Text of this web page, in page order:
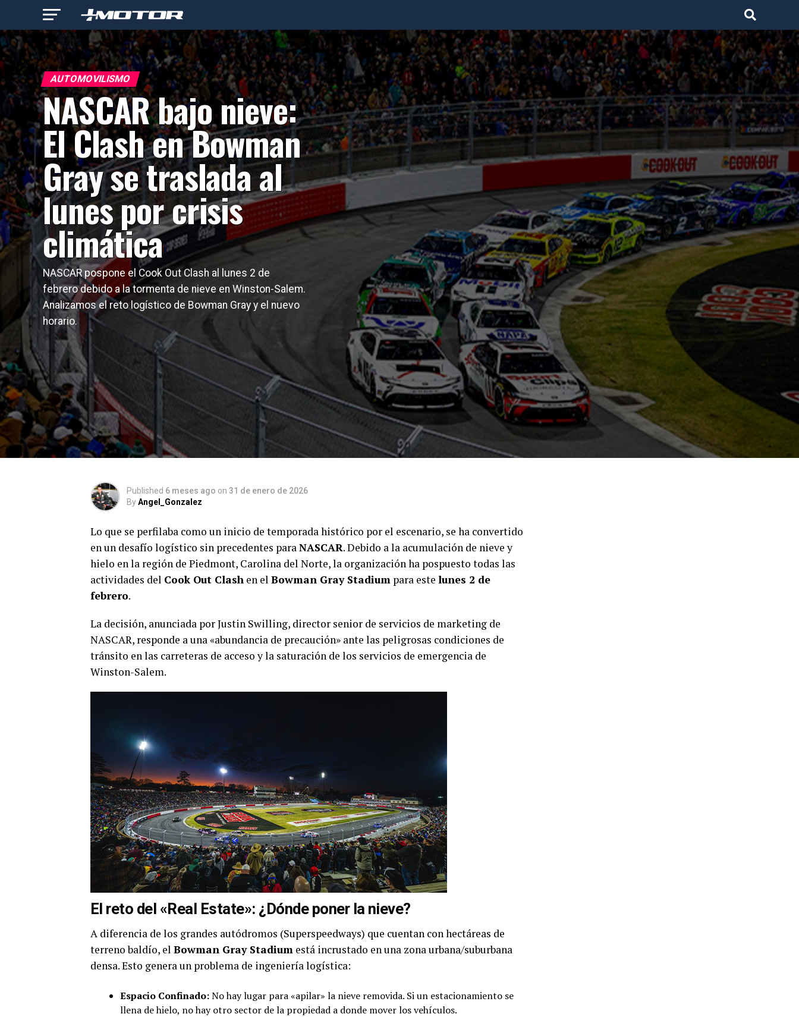
AUTOMOVILISMO
NASCAR bajo nieve:
El Clash en Bowman
Gray se traslada al
lunes por crisis
climática
NASCAR pospone el Cook Out Clash al lunes 2 de
febrero debido a la tormenta de nieve en Winston-Salem.
Analizamos el reto logístico de Bowman Gray y el nuevo
horario.
Published 6 meses ago on 31 de enero de 2026
ByAngel_Gonzalez
Lo que se perfilaba como un inicio de temporada histórico por el escenario, se ha convertido
en un desafío logístico sin precedentes paraNASCAR. Debido a la acumulación de nieve y
hielo en la región de Piedmont, Carolina del Norte, la organización ha pospuesto todas las
actividades del Cook Out Clash en el Bowman Gray Stadium para este lunes 2 de
febrero.
La decisión, anunciada por Justin Swilling, director senior de servicios de marketing de
NASCAR, responde a una «abundancia de precaución» ante las peligrosas condiciones de
tránsito en las carreteras de acceso y la saturación de los servicios de emergencia de
Winston-Salem.
El reto del «Real Estate»: ¿Dónde poner la nieve?
A diferencia de los grandes autódromos (Superspeedways) que cuentan con hectáreas de
terreno baldío, el Bowman Gray Stadium está incrustado en una zona urbana/suburbana
densa. Esto genera un problema de ingeniería logística:
Espacio Confinado:No hay lugar para «apilar» la nieve removida. Si un estacionamiento se
llena de hielo, no hay otro sector de la propiedad a donde mover los vehículos.